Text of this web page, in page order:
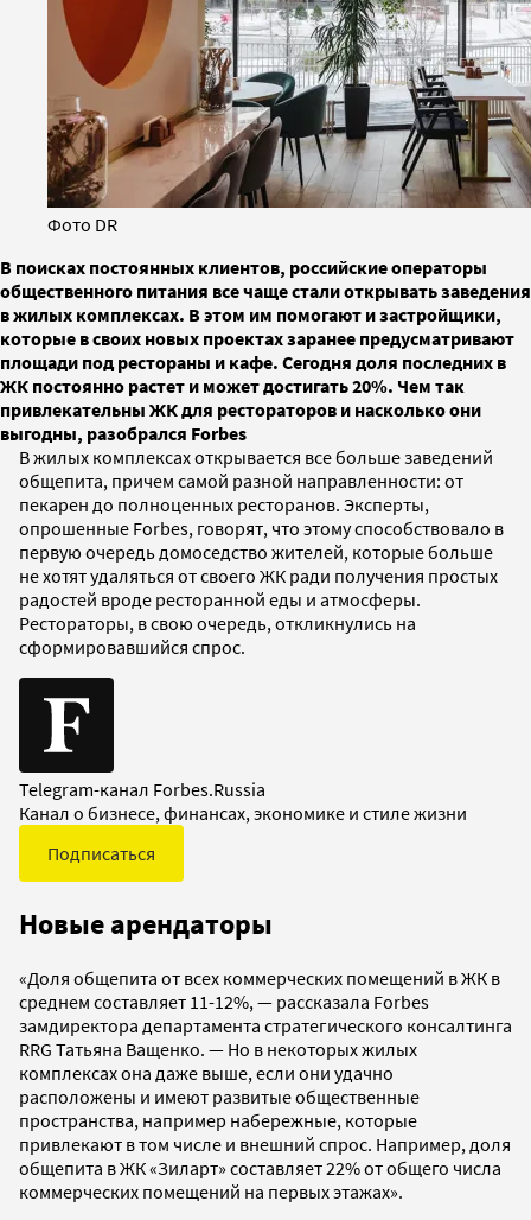
Фото DR
В поисках постоянных клиентов, российские операторы
общественного питания все чаще стали открывать заведения
в жилых комплексах. В этом им помогают и застройщики,
которые в своих новых проектах заранее предусматривают
площади под рестораны и кафе. Сегодня доля последних в
ЖК постоянно растет и может достигать 20%. Чем так
привлекательны ЖК для рестораторов и насколько они
выгодны, разобрался Forbes
В жилых комплексах открывается все больше заведений
общепита, причем самой разной направленности: от
пекарен до полноценных ресторанов. Эксперты,
опрошенные Forbes, говорят, что этому способствовало в
первую очередь домоседство жителей, которые больше
не хотят удаляться от своего ЖК ради получения простых
радостей вроде ресторанной еды и атмосферы.
Рестораторы, в свою очередь, откликнулись на
сформировавшийся спрос.
Telegram-канал Forbes.Russia
Канал о бизнесе, финансах, экономике и стиле жизни
Подписаться
Новые арендаторы
«Доля общепита от всех коммерческих помещений в ЖК в
среднем составляет 11-12%, — рассказала Forbes
замдиректора департамента стратегического консалтинга
RRG Татьяна Ващенко. — Но в некоторых жилых
комплексах она даже выше, если они удачно
расположены и имеют развитые общественные
пространства, например набережные, которые
привлекают в том числе и внешний спрос. Например, доля
общепита в ЖК «Зиларт» составляет 22% от общего числа
коммерческих помещений на первых этажах».